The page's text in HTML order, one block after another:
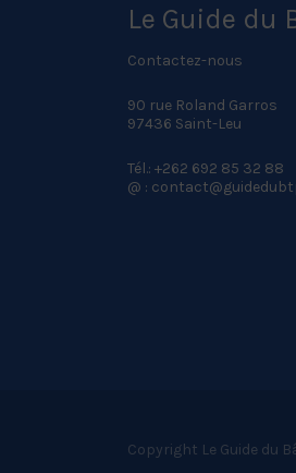
Le Guide du
Contactez-nous
90 rue Roland Garros
97436 Saint-Leu
Tél.: +262 692 85 32 88
@ :
Copyright Le Guide du